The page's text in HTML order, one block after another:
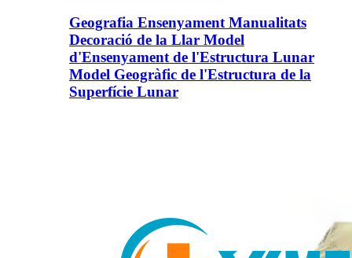
Geografia Ensenyament Manualitats
Decoració de la Llar Model
d'Ensenyament de l'Estructura Lunar
Model Geogràfic de l'Estructura de la
Superfície Lunar